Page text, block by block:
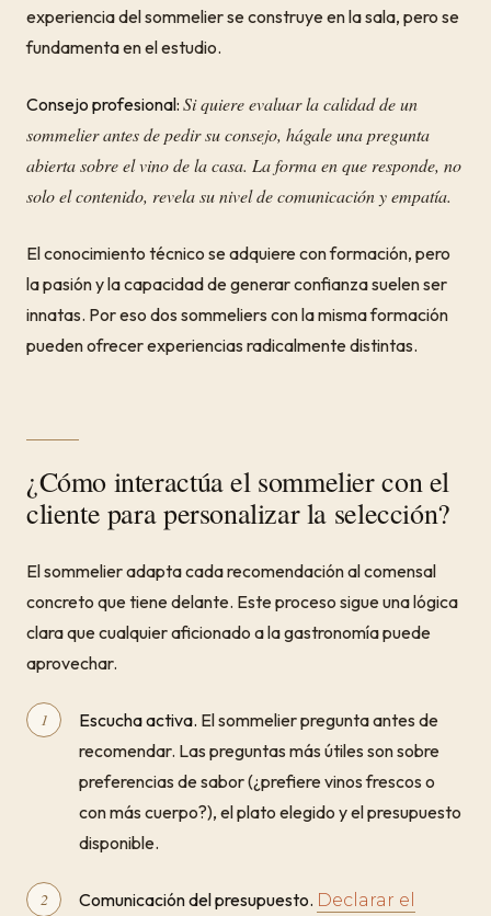
experiencia del sommelier se construye en la sala, pero se
fundamenta en el estudio.
Consejo profesional: Si quiere evaluar la calidad de un
sommelier antes de pedir su consejo, hágale una pregunta
abierta sobre el vino de la casa. La forma en que responde, no
solo el contenido, revela su nivel de comunicación y empatía.
El conocimiento técnico se adquiere con formación, pero
la pasión y la capacidad de generar confianza suelen ser
innatas. Por eso dos sommeliers con la misma formación
pueden ofrecer experiencias radicalmente distintas.
¿Cómo interactúa el sommelier con el
cliente para personalizar la selección?
El sommelier adapta cada recomendación al comensal
concreto que tiene delante. Este proceso sigue una lógica
clara que cualquier aficionado a la gastronomía puede
aprovechar.
Escucha activa. El sommelier pregunta antes de
recomendar. Las preguntas más útiles son sobre
preferencias de sabor (¿prefiere vinos frescos o
con más cuerpo?), el plato elegido y el presupuesto
disponible.
Comunicación del presupuesto. Declarar el